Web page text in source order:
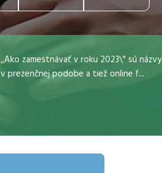
zamestnávať v roku 2023\" sú názvy
prezenčnej podobe a tiež online f...